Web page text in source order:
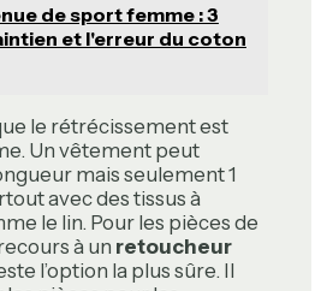
de sport femme : 3
et l'erreur du coton
le rétrécissement est
Un vêtement peut
mais seulement 1
avec des tissus à
le lin. Pour les pièces de
à un retoucheur
l’option la plus sûre. Il